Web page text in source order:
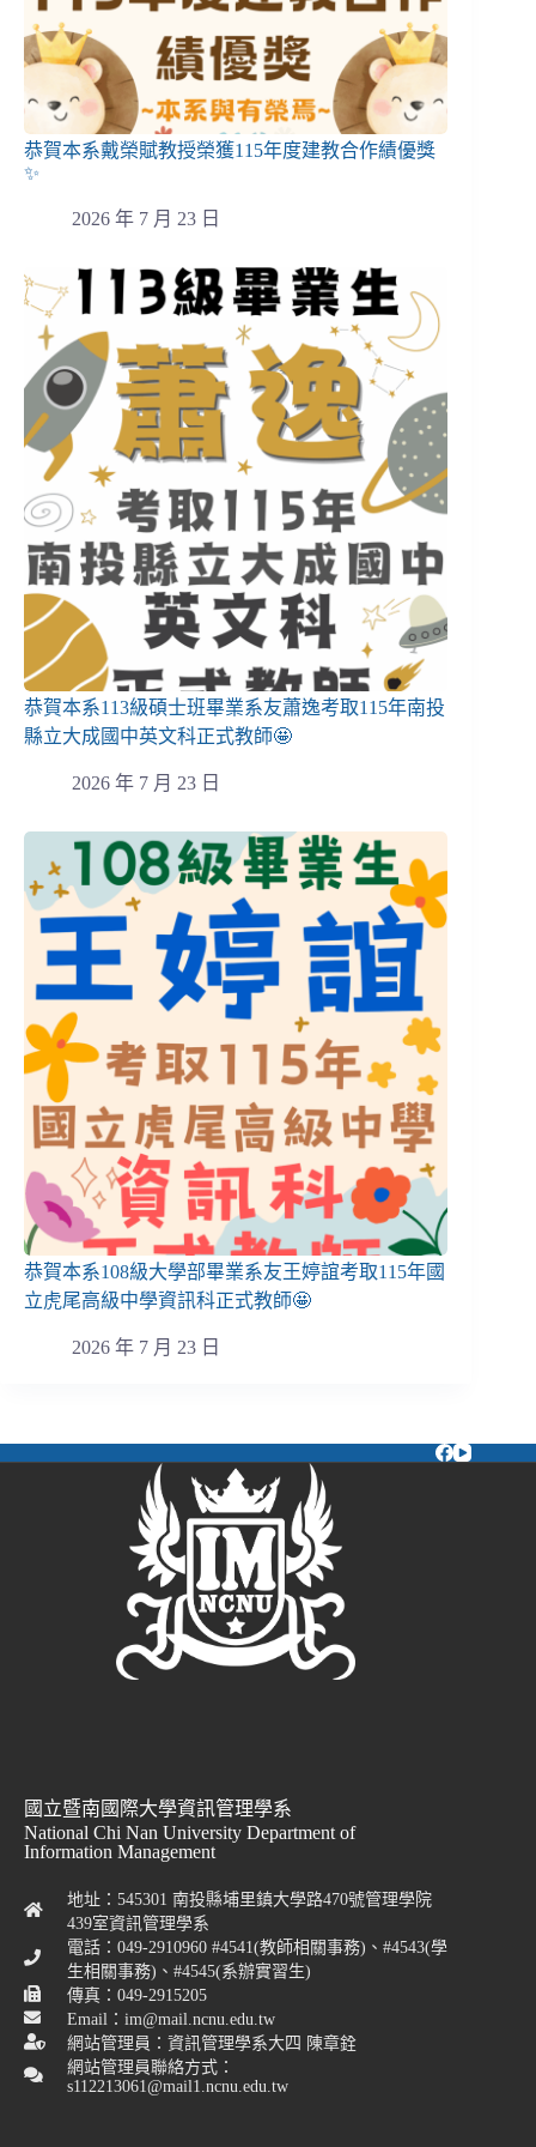
恭賀本系戴榮賦教授榮獲115年度建教合作績優獎
✨
2026 年 7 月 23 日
恭賀本系113級碩士班畢業系友蕭逸考取115年南投
縣立大成國中英文科正式教師🤩
2026 年 7 月 23 日
恭賀本系108級大學部畢業系友王婷誼考取115年國
立虎尾高級中學資訊科正式教師🤩
2026 年 7 月 23 日
國立暨南國際大學資訊管理學系
National Chi Nan University Department of
Information Management
地址：545301 南投縣埔里鎮大學路470號管理學院
439室資訊管理學系
電話：049-2910960 #4541(教師相關事務)、#4543(學
生相關事務)、#4545(系辦實習生)
傳真：049-2915205
Email：im@mail.ncnu.edu.tw
網站管理員：資訊管理學系大四 陳章銓
網站管理員聯絡方式：
s112213061@mail1.ncnu.edu.tw